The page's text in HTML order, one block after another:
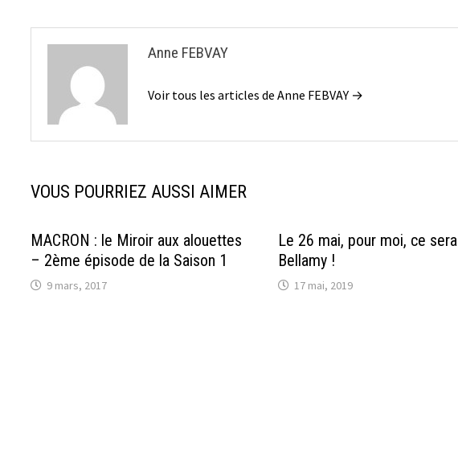
Anne FEBVAY
Voir tous les articles de Anne FEBVAY →
VOUS POURRIEZ AUSSI AIMER
MACRON : le Miroir aux alouettes
– 2ème épisode de la Saison 1
9 mars, 2017
Le 26 mai, pour moi, ce sera
Bellamy !
17 mai, 2019